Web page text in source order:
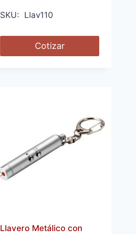
SKU: Llav110
Cotizar
Llavero Metálico con